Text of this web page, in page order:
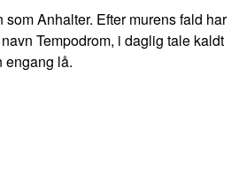
somAnhalter. Efter murens fald har
Tempodrom, i daglig tale kaldt
engang lå.